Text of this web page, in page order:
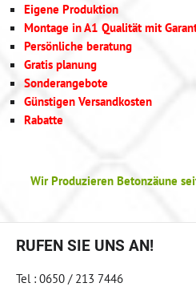
Eigene Produktion
Montage in A1 Qualität mit
Persönliche beratung
Gratis planung
Sonderangebote
Günstigen Versandkosten
Rabatte
Wir Produzieren Betonzäune
RUFEN SIE UNS AN!
Tel : 0650 / 213 7446